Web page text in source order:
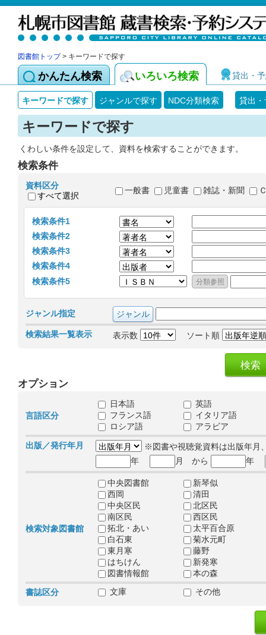
図書館トップ> キーワードで探す
かんたん検索 いろいろ検索 貸出・
キーワードで探す ジャンルで探す NDC分類検索 貸出
キーワードで探す
くわしい条件を設定して、資料を検索することができます。
検索条件
資料区分
すべて選択
一般書 児童書 雑誌・新聞
検索条件1
検索条件2
検索条件3
検索条件4
検索条件5
ジャンル指定
検索結果一覧表示 表示数 ソート順
オプション
言語区分
日本語
英語
フランス語
イタリア語
ロシア語
アラビア
出版／発行年月
※図書や視聴覚資料は出版年月
年
月 から 年
検索対象図書館
中央図書館
新琴似
西岡
清田
中央区民
北区民
南区民
西区民
拓北・あい
太平百合原
白石東
菊水元町
東月寒
藤野
はちけん
新発寒
図書情報館
本の森
書誌区分
文庫 その他